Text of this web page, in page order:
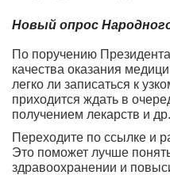
Новый опрос
По поручению
качества оказания
легко ли записаться к
приходится ждать в
получением лекарств и др.
Переходите по ссылке и
Это поможет лучше
здравоохранении и